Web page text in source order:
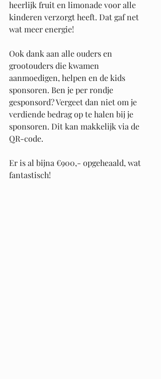
heerlijk fruit en limonade voor alle
kinderen verzorgt heeft. Dat gaf net
wat meer energie!
Ook dank aan alle ouders en
grootouders die kwamen
aanmoedigen, helpen en de kids
sponsoren. Ben je per rondje
gesponsord? Vergeet dan niet om je
verdiende bedrag op te halen bij je
sponsoren. Dit kan makkelijk via de
QR-code.
Er is al bijna €900,- opgeheaald, wat
fantastisch!